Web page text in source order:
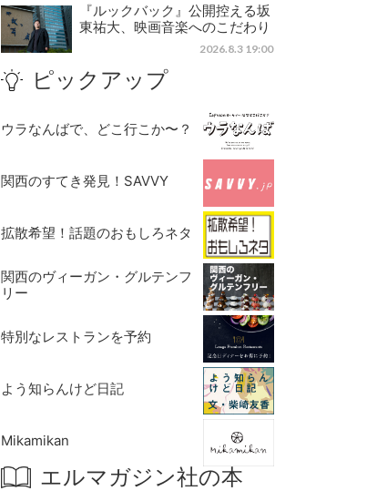
『ルックバック』公開控える坂
東祐大、映画音楽へのこだわり
2026.8.3 19:00
ピックアップ
ウラなんばで、どこ行こか〜？
関西のすてき発見！SAVVY
拡散希望！話題のおもしろネタ
関西のヴィーガン・グルテンフ
リー
特別なレストランを予約
よう知らんけど日記
Mikamikan
エルマガジン社の本